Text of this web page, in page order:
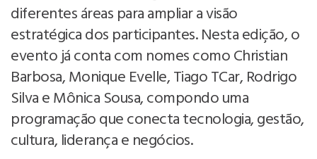
diferentes áreas para ampliar a visão
estratégica dos participantes. Nesta edição, o
evento já conta com nomes como Christian
Barbosa, Monique Evelle, Tiago TCar, Rodrigo
Silva e Mônica Sousa, compondo uma
programação que conecta tecnologia, gestão,
cultura, liderança e negócios.